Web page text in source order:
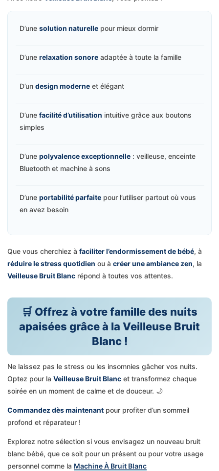
D’une solution naturelle pour mieux dormir
D’une relaxation sonore adaptée à toute la famille
D’un design moderne et élégant
D’une facilité d’utilisation intuitive grâce aux boutons
simples
D’une polyvalence exceptionnelle : veilleuse, enceinte
Bluetooth et machine à sons
D’une portabilité parfaite pour l’utiliser partout où vous
en avez besoin
Que vous cherchiez à faciliter l’endormissement de bébé, à
réduire le stress quotidien ou à créer une ambiance zen, la
Veilleuse Bruit Blanc répond à toutes vos attentes.
🛒 Offrez à votre famille des nuits
apaisées grâce à la Veilleuse Bruit
Blanc !
Ne laissez pas le stress ou les insomnies gâcher vos nuits.
Optez pour la Veilleuse Bruit Blanc et transformez chaque
soirée en un moment de calme et de douceur. 🌙
Commandez dès maintenant pour profiter d’un sommeil
profond et réparateur !
Explorez notre sélection si vous envisagez un nouveau bruit
blanc bébé, que ce soit pour un présent ou pour votre usage
personnel comme la Machine À Bruit Blanc